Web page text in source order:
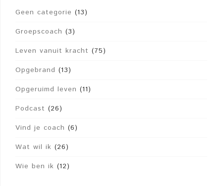
Geen categorie (13)
Groepscoach (3)
Leven vanuit kracht (75)
Opgebrand (13)
Opgeruimd leven (11)
Podcast (26)
Vind je coach (6)
Wat wil ik (26)
Wie ben ik (12)